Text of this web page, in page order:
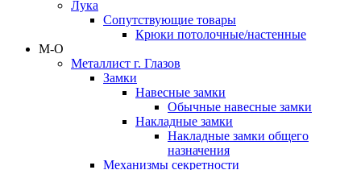
Лука
Сопутствующие товары
Крюки потолочные/настенные
М-О
Металлист г. Глазов
Замки
Навесные замки
Обычные навесные замки
Накладные замки
Накладные замки общего
назначения
Механизмы секретности